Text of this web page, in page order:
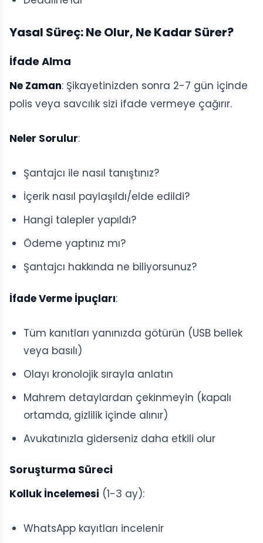
Yasal Süreç: Ne Olur, Ne Kadar Sürer?
İfade Alma
Ne Zaman: Şikayetinizden sonra 2-7 gün içinde
polis veya savcılık sizi ifade vermeye çağırır.
Neler Sorulur:
Şantajcı ile nasıl tanıştınız?
İçerik nasıl paylaşıldı/elde edildi?
Hangi talepler yapıldı?
Ödeme yaptınız mı?
Şantajcı hakkında ne biliyorsunuz?
İfade Verme İpuçları:
Tüm kanıtları yanınızda götürün (USB bellek
veya basılı)
Olayı kronolojik sırayla anlatın
Mahrem detaylardan çekinmeyin (kapalı
ortamda, gizlilik içinde alınır)
Avukatınızla giderseniz daha etkili olur
Soruşturma Süreci
Kolluk İncelemesi (1-3 ay):
WhatsApp kayıtları incelenir